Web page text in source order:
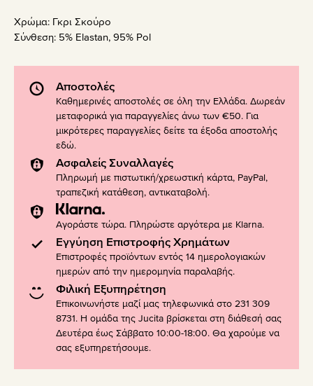
Χρώμα: Γκρι Σκούρο
Σύνθεση: 5% Elastan, 95% Pol
Αποστολές
Καθημερινές αποστολές σε όλη την Ελλάδα. Δωρεάν
μεταφορικά για παραγγελίες άνω των €50. Για
μικρότερες παραγγελίες δείτε τα έξοδα αποστολής
εδώ.
Ασφαλείς Συναλλαγές
Πληρωμή με πιστωτική/χρεωστική κάρτα, PayPal,
τραπεζική κατάθεση, αντικαταβολή.
Αγοράστε τώρα. Πληρώστε αργότερα με Klarna.
Εγγύηση Επιστροφής Χρημάτων
Επιστροφές προϊόντων εντός 14 ημερολογιακών
ημερών από την ημερομηνία παραλαβής.
Φιλική Εξυπηρέτηση
Επικοινωνήστε μαζί μας τηλεφωνικά στο 231 309
8731. Η ομάδα της Jucita βρίσκεται στη διάθεσή σας
Δευτέρα έως Σάββατο 10:00-18:00. Θα χαρούμε να
σας εξυπηρετήσουμε.